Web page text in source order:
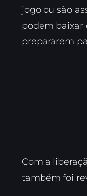
jogo ou são
podem baixar
prepararem
Com a
também foi